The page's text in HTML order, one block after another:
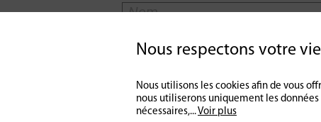
Nous respectons votre
Nous utilisons les cookies afin de vous
nous utiliserons uniquement les
nécessaires,...Voir plus